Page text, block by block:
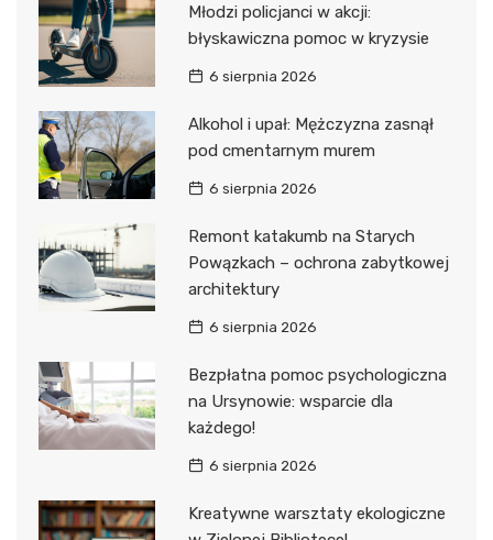
Młodzi policjanci w akcji:
błyskawiczna pomoc w kryzysie
6 sierpnia 2026
Alkohol i upał: Mężczyzna zasnął
pod cmentarnym murem
6 sierpnia 2026
Remont katakumb na Starych
Powązkach – ochrona zabytkowej
architektury
6 sierpnia 2026
Bezpłatna pomoc psychologiczna
na Ursynowie: wsparcie dla
każdego!
6 sierpnia 2026
Kreatywne warsztaty ekologiczne